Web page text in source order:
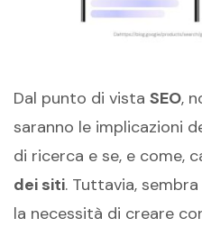
Dal punto di vista SEO,
saranno le implicazioni
di ricerca e se, e come,
dei siti. Tuttavia,
la necessità di creare